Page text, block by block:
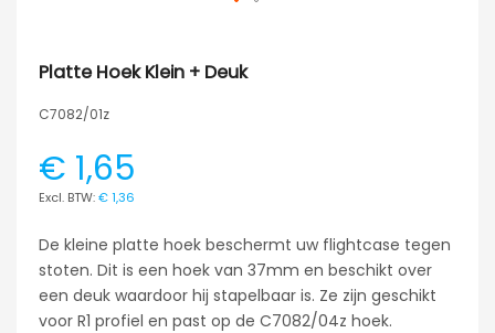
Platte Hoek Klein + Deuk
C7082/01z
€ 1,65
€ 1,36
De kleine platte hoek beschermt uw flightcase tegen
stoten. Dit is een hoek van 37mm en beschikt over
een deuk waardoor hij stapelbaar is. Ze zijn geschikt
voor R1 profiel en past op de C7082/04z hoek.